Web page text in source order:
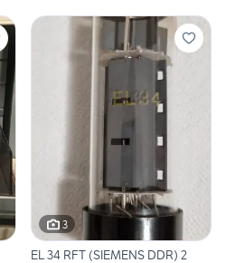
3
EL 34 RFT (SIEMENS DDR) 2